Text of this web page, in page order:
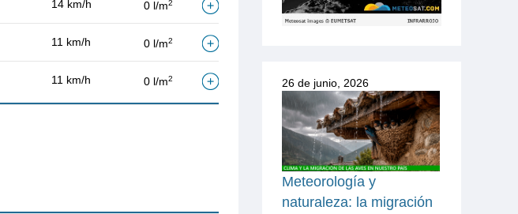
14 km/h 0 l/m2
11 km/h 0 l/m2
11 km/h 0 l/m2 26 de junio, 2026
Meteorología y
naturaleza: la migración